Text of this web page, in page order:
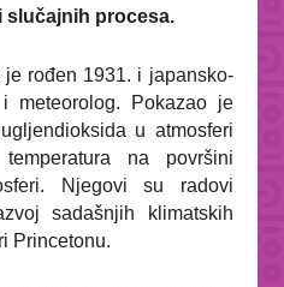
slučajnih procesa.
je rođen 1931. i japansko-
meteorolog. Pokazao je
u atmosferi
na površini
Njegovi su radovi
sadašnjih klimatskih
Princetonu.